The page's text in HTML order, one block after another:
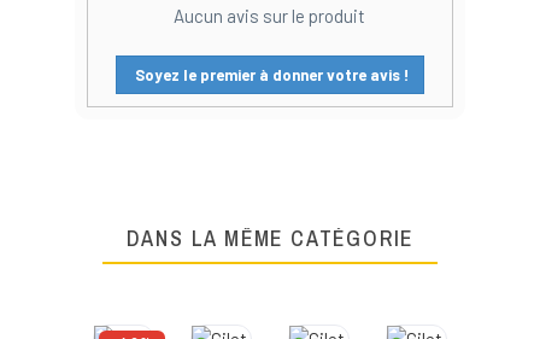
Aucun avis sur le produit
Soyez le premier à donner votre avis !
DANS LA MÊME CATÉGORIE